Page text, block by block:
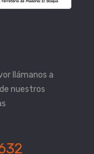
llámanos a
nuestros